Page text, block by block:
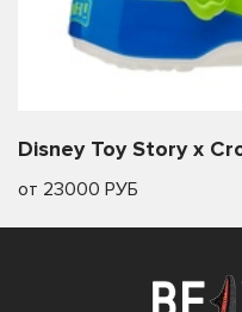
Disney Toy Story x
от 23000 РУБ